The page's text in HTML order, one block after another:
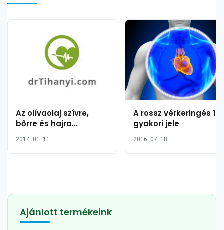
Az olívaolaj szívre,
bőrre és hajra
hatásai
2014. 01. 11.
A rossz vérkeringés 10
gyakori jele
2016. 07. 18.
Ajánlott termékeink